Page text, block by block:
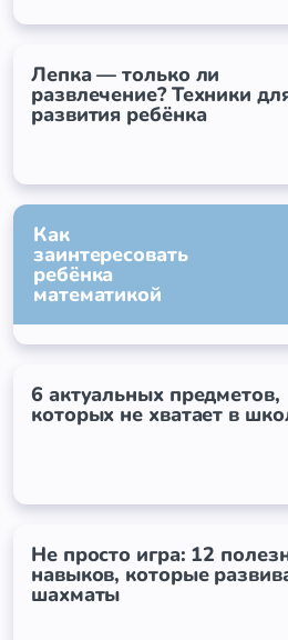
Лепка — только ли
развлечение? Техники
развития ребёнка
Как
заинтересовать
ребёнка
математикой
6 актуальных предметов,
которых не хватает в
Не просто игра: 12
навыков, которые
шахматы